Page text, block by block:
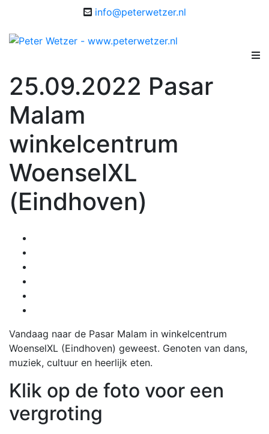
info@peterwetzer.nl
25.09.2022 Pasar
Malam
winkelcentrum
WoenselXL
(Eindhoven)
Vandaag naar de Pasar Malam in winkelcentrum
WoenselXL (Eindhoven) geweest. Genoten van dans,
muziek, cultuur en heerlijk eten.
Klik op de foto voor een
vergroting